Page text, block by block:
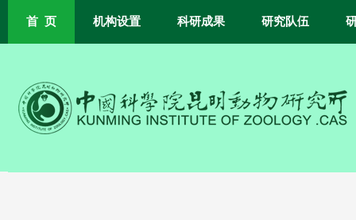
首 页 机构设置 科研成果 研究队伍